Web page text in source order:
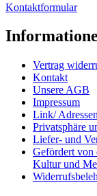
Kontaktformular
Vertrag
Kontakt
Unsere AGB
Impressum
Link/ Adressen
Privatsphäre
Liefer- und
Gefördert von
Kultur und